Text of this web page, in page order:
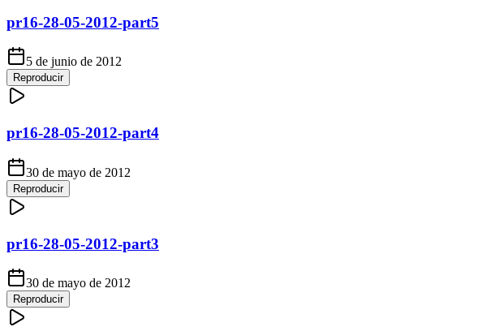
pr16-28-05-2012-part5
5 de junio de 2012
Reproducir
pr16-28-05-2012-part4
30 de mayo de 2012
Reproducir
pr16-28-05-2012-part3
30 de mayo de 2012
Reproducir